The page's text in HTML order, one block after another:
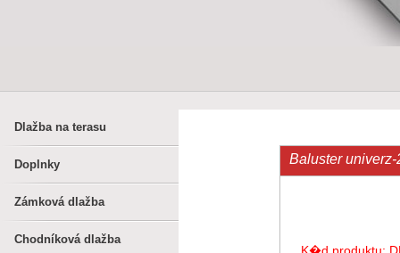
Dlažba na terasu
Doplnky
Zámková dlažba
Chodníková dlažba
Baluster univerz-